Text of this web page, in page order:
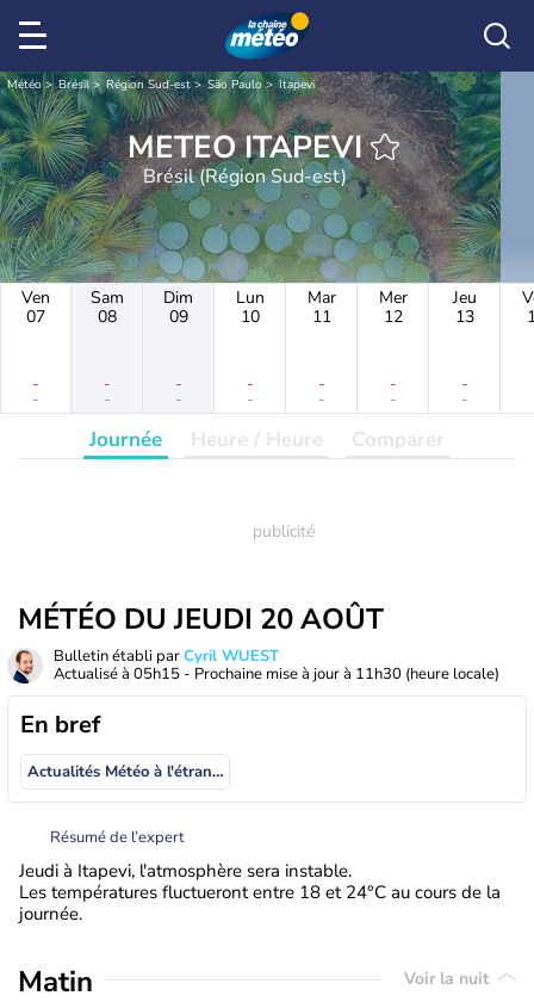
Météo Brésil Région Sud-est São Paulo Itapevi
METEO ITAPEVI
Brésil (Région Sud-est)
Ven
07
-
-
Sam
08
-
-
Dim
09
-
-
Lun
10
-
-
Mar
11
-
-
Mer
12
-
-
Jeu
13
-
-
Journée Heure / Heure Comparer
MÉTÉO DU JEUDI 20 AOÛT
Bulletin établi parCyril WUEST
Actualisé à 05h15 - Prochaine mise à jour à 11h30 (heure locale)
En bref
Actualités Météo à l'étranger
Résumé de l’expert
Jeudi à Itapevi, l'atmosphère sera instable.
Les températures fluctueront entre 18 et 24°C au cours de la
journée.
Matin Voir la nuit